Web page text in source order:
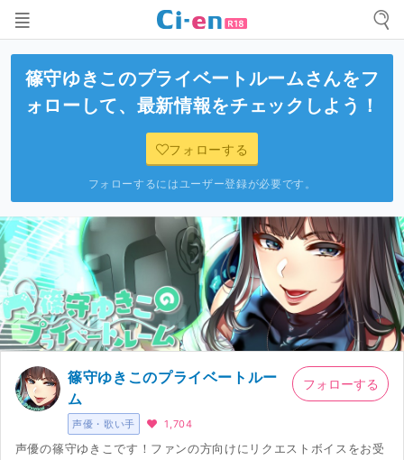
篠守ゆきこのプライベートルームさんをフ
ォローして、最新情報をチェックしよう！
フォローする
フォローするにはユーザー登録が必要です。
声優・歌い手
篠守ゆきこのプライベートルー
ム
1,704
声優の篠守ゆきこです！ファンの方向けにリクエストボイスをお受
フォローする